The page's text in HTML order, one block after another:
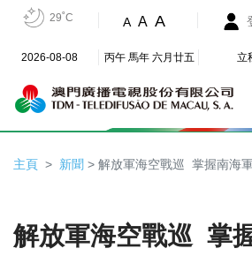
29˚C A A A
2026-08-08 丙午 馬年 六月廿五 立
主頁 新聞 > 解放軍海空戰巡 掌握南海
解放軍海空戰巡 掌